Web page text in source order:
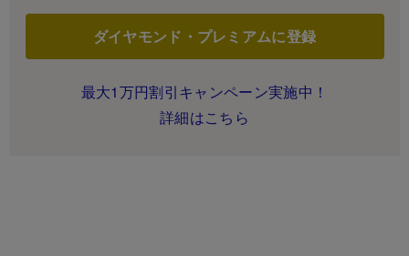
ダイヤモンド・プレミアムに登録
最大1万円割引キャンペーン実施中！
詳細はこちら